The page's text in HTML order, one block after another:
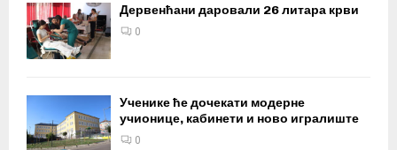
Дервенћани даровали 26 литара крви
0
Ученике ће дочекати модерне
учионице, кабинети и ново игралиште
0